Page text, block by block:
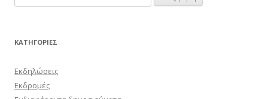
για:
KΑΤΗΓΟΡΊΕΣ
Εκδηλώσεις
Εκδρομές